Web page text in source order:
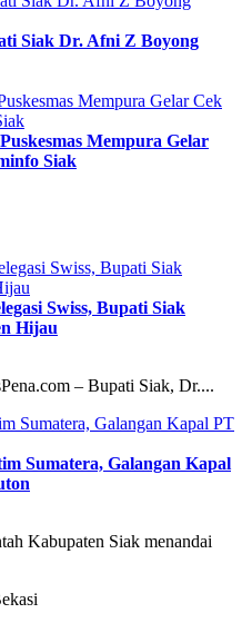
Siak Dr. Afni Z Boyong
Mempura Gelar
Siak
Swiss, Bupati Siak
Hijau
– Bupati Siak, Dr....
Sumatera, Galangan Kapal
Kabupaten Siak menandai